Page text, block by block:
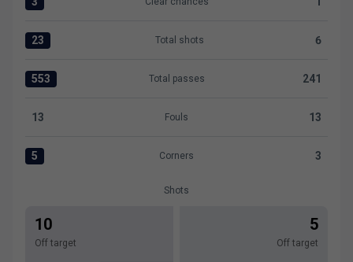
Clear chances:Levante UD 3 versus Real Oviedo 1
Total shots:Levante UD 23 versus Real Oviedo 6
23 Total shots 6
Total passes:Levante UD 553 versus Real Oviedo 241
553 Total passes 241
Fouls:Levante UD 13 versus Real Oviedo 13
13 Fouls 13
Corners:Levante UD 5 versus Real Oviedo 3
5 Corners 3
Shots
10
Off target
5
Off target